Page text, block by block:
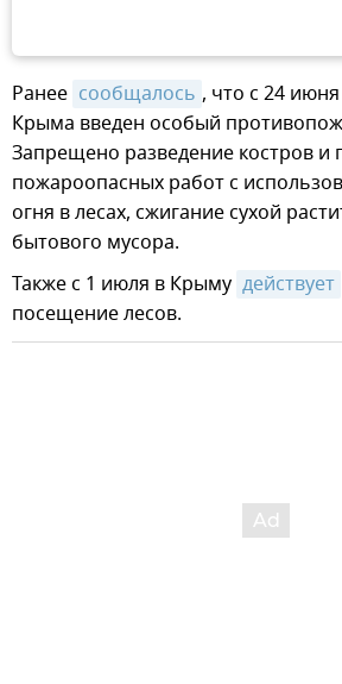
Ранее сообщалось , что с 24
Крыма введен особый
Запрещено разведение костров и
пожароопасных работ с
огня в лесах, сжигание сухой
бытового мусора.
Также с 1 июля в Крыму действует
посещение лесов.